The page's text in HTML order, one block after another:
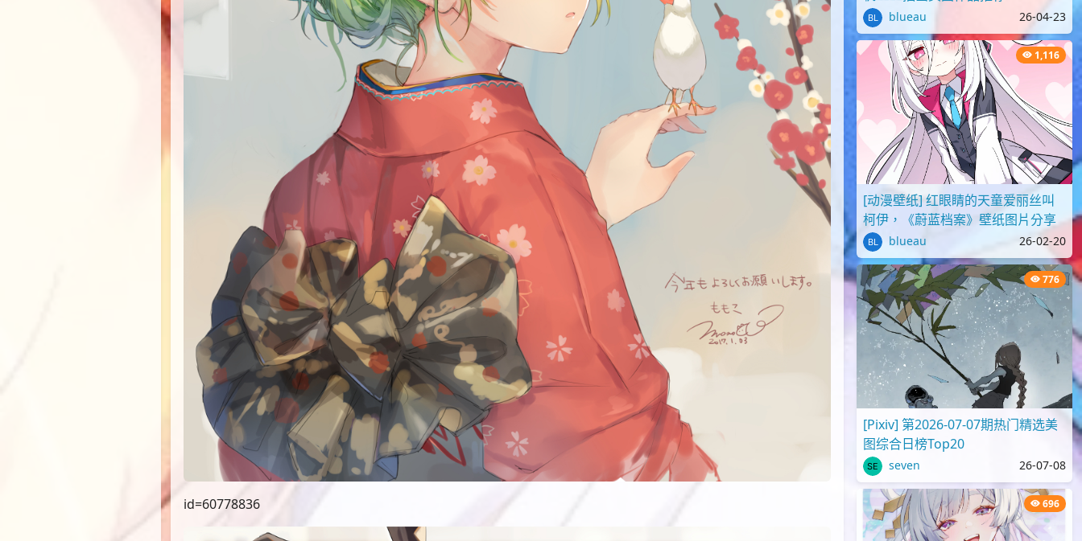
id=60778836
blueau 26-04-23
1,116
[动漫壁纸] 红眼睛的天童爱丽丝叫
柯伊，《蔚蓝档案》壁纸图片分享
blueau 26-02-20
776
[Pixiv] 第2026-07-07期热门精选美
图综合日榜Top20
seven 26-07-08
696